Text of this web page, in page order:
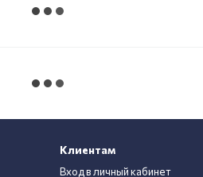
Клиентам
Вход в личный кабинет